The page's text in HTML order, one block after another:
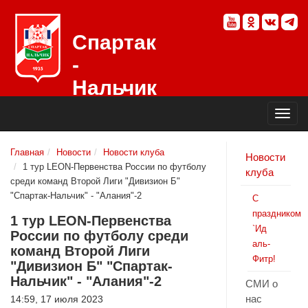
Спартак
-
Нальчик
Главная Новости
Новости клуба
1 тур LEON-Первенства России по футболу
среди команд Второй Лиги "Дивизион Б"
"Спартак-Нальчик" - "Алания"-2
1 тур LEON-Первенства
России по футболу среди
команд Второй Лиги
"Дивизион Б" "Спартак-
Нальчик" - "Алания"-2
14:59, 17 июля 2023
Новости
клуба
С
праздником
`Ид
аль-
Фитр!
СМИ о
нас